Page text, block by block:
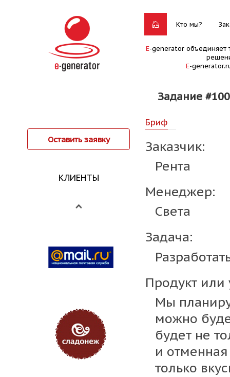
Кто мы?
E-generator объединяет
E-
Задание
Оставить заявку
КЛИЕНТЫ
Бриф
Заказчик:
Рента
Менеджер:
Света
Задача:
Продукт или
Мы
можно
будет не
и
только